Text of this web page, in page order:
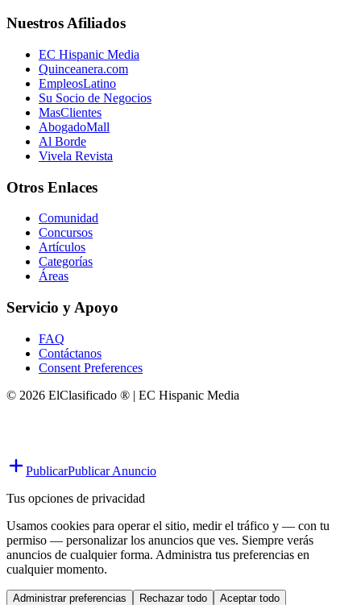
Nuestros Afiliados
EC Hispanic Media
Quinceanera.com
EmpleosLatino
Su Socio de Negocios
MasClientes
AbogadoMall
Al Borde
Vivela Revista
Otros Enlaces
Comunidad
Concursos
Artículos
Categorías
Áreas
Servicio y Apoyo
FAQ
Contáctanos
Consent Preferences
© 2026 ElClasificado ® | EC Hispanic Media
PublicarPublicar Anuncio
Tus opciones de privacidad
Usamos cookies para operar el sitio, medir el tráfico y — con tu
permiso — personalizar los anuncios que ves. Siempre verás
anuncios de cualquier forma. Administra tus preferencias en
cualquier momento.
Administrar preferencias Rechazar todo Aceptar todo